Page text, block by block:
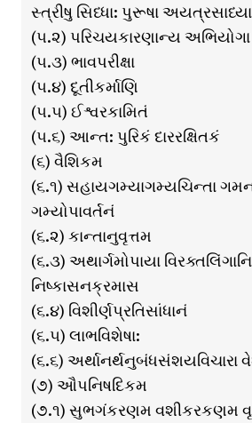
સ્ત્રીષુ સિધ્ધા: પુરૂષા
(૫.૨) પરિચયકારણાન્ય
(૫.૩) ભાવપરીક્ષા
(૫.૪) દૂતીકર્માણિ
(૫.૫) ઈશ્વરકામિતં
(૫.૬) આન્ત: પુરિકં દારરક્ષિતકં
(૬) વૈશિકમ
(૬.૧) સહાયગમ્યાગમ્યચિન્તા
ગમ્યોપાવર્તનં
(૬.૨) કાન્તાનુવૃત્તમ
(૬.૩) અથાર્ગમોપાયા
નિષ્કાસનક્રમાસ
(૬.૪) વિશીર્ણપ્રતિસાંધાનં
(૬.૫) લાભવિશેષા:
(૬.૬) અર્થાનર્થનુબંધસંશયવિચારા
(૭) ઔપનિષદિકમ
(૭.૧) સુભગંકરણમ વશીકરકણમ